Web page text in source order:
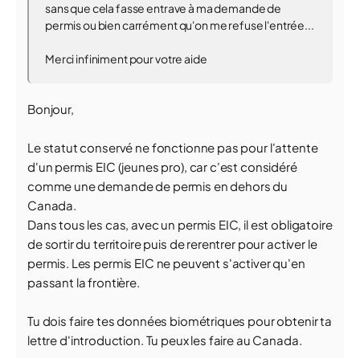
sans que cela fasse entrave à ma demande de
permis ou bien carrément qu'on me refuse l'entrée...
Merci infiniment pour votre aide
Bonjour,
Le statut conservé ne fonctionne pas pour l'attente
d'un permis EIC (jeunes pro), car c'est considéré
comme une demande de permis en dehors du
Canada.
Dans tous les cas, avec un permis EIC, il est obligatoire
de sortir du territoire puis de rerentrer pour activer le
permis. Les permis EIC ne peuvent s'activer qu'en
passant la frontière.
Tu dois faire tes données biométriques pour obtenir ta
lettre d'introduction. Tu peux les faire au Canada.